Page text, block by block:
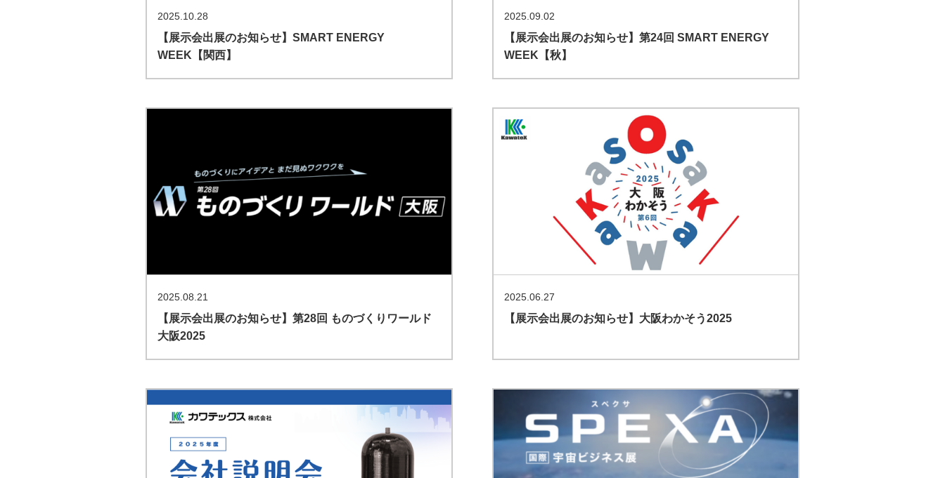
2025.10.28
【展示会出展のお知らせ】SMART ENERGY
WEEK【関西】
2025.09.02
【展示会出展のお知らせ】第24回 SMART ENERGY
WEEK【秋】
2025.08.21
【展示会出展のお知らせ】第28回 ものづくりワールド
大阪2025
2025.06.27
【展示会出展のお知らせ】大阪わかそう2025